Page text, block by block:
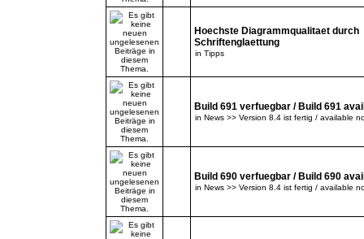
Hoechste Diagrammqualitaet durch
Schriftenglaettung
in Tipps
Build 691 verfuegbar / Build 691
in News >> Version 8.4 ist fertig / available
Build 690 verfuegbar / Build 690
in News >> Version 8.4 ist fertig / available